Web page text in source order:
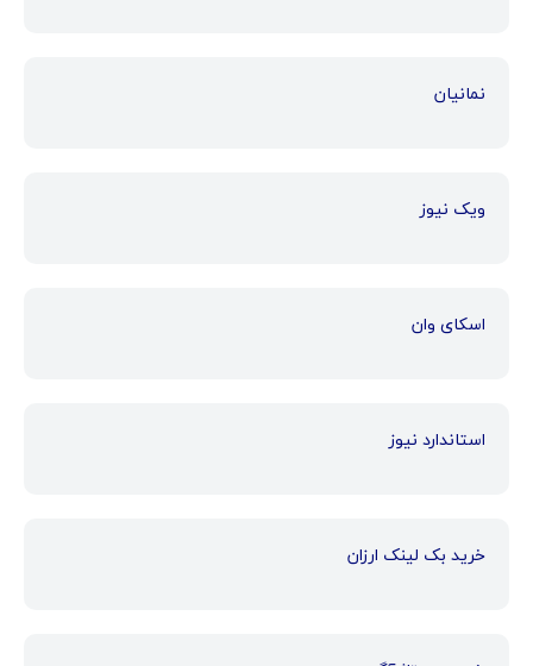
نمانیان
ویک نیوز
اسکای وان
استاندارد نیوز
خرید بک لینک ارزان